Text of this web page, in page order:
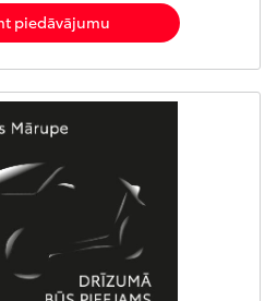
piedāvājumu